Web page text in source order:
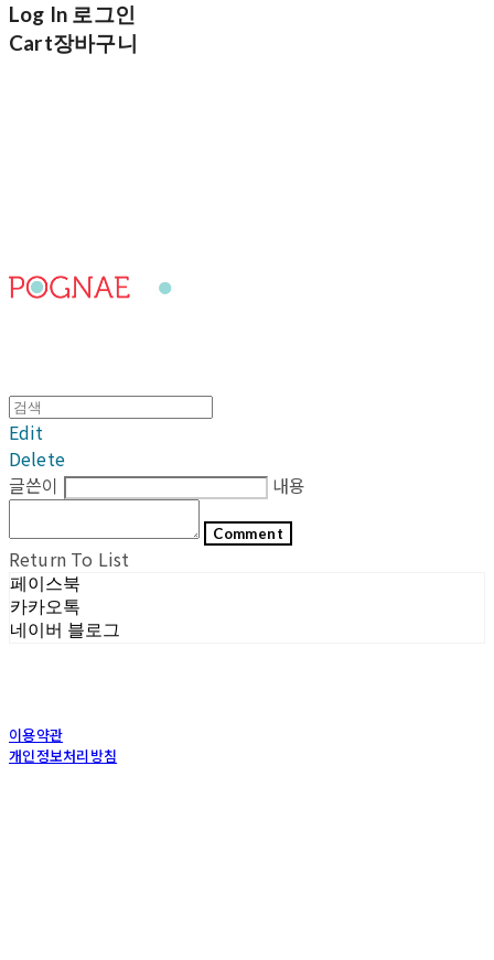
Log In 로그인
Cart장바구니
Edit
Delete
글쓴이
내용
Comment
Return To List
페이스북
카카오톡
네이버 블로그
이용약관
개인정보처리방침